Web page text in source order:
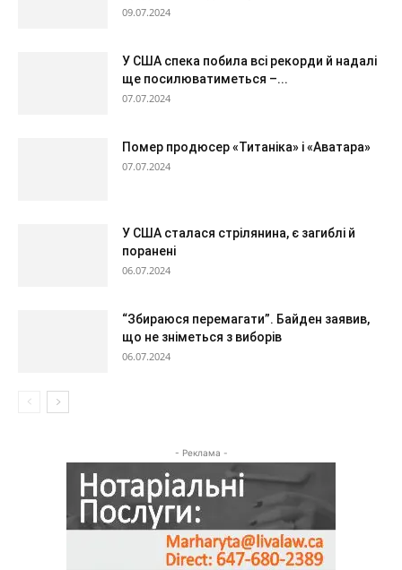
09.07.2024
У США спека побила всі рекорди й надалі
ще посилюватиметься –...
07.07.2024
Помер продюсер «Титаніка» і «Аватара»
07.07.2024
У США сталася стрілянина, є загиблі й
поранені
06.07.2024
“Збираюся перемагати”. Байден заявив,
що не зніметься з виборів
06.07.2024
- Реклама -